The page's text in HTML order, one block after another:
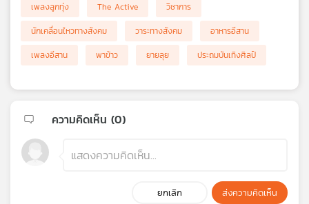
เพลงลูกทุ่ง
The Active
วิชาการ
นักเคลื่อนไหวทางสังคม
วาระทางสังคม
อาหารอีสาน
เพลงอีสาน
พาข้าว ยายลุย ประถมบันเทิงศิลป์
ความคิดเห็น (0)
ยกเลิก ส่งความคิดเห็น